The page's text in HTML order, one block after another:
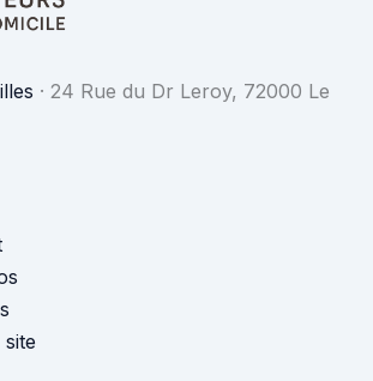
· 24 Rue du Dr Leroy, 72000 Le
site